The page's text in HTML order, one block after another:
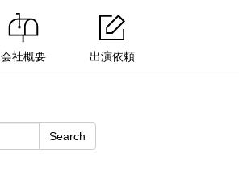
会社概要 出演依頼
Search